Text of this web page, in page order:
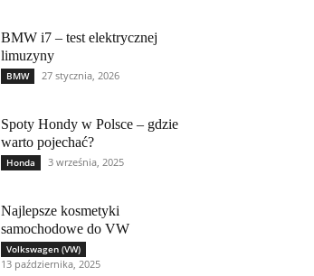
BMW i7 – test elektrycznej
limuzyny
BMW 27 stycznia, 2026
Spoty Hondy w Polsce – gdzie
warto pojechać?
Honda 3 września, 2025
Najlepsze kosmetyki
samochodowe do VW
Volkswagen (VW)
13 października, 2025